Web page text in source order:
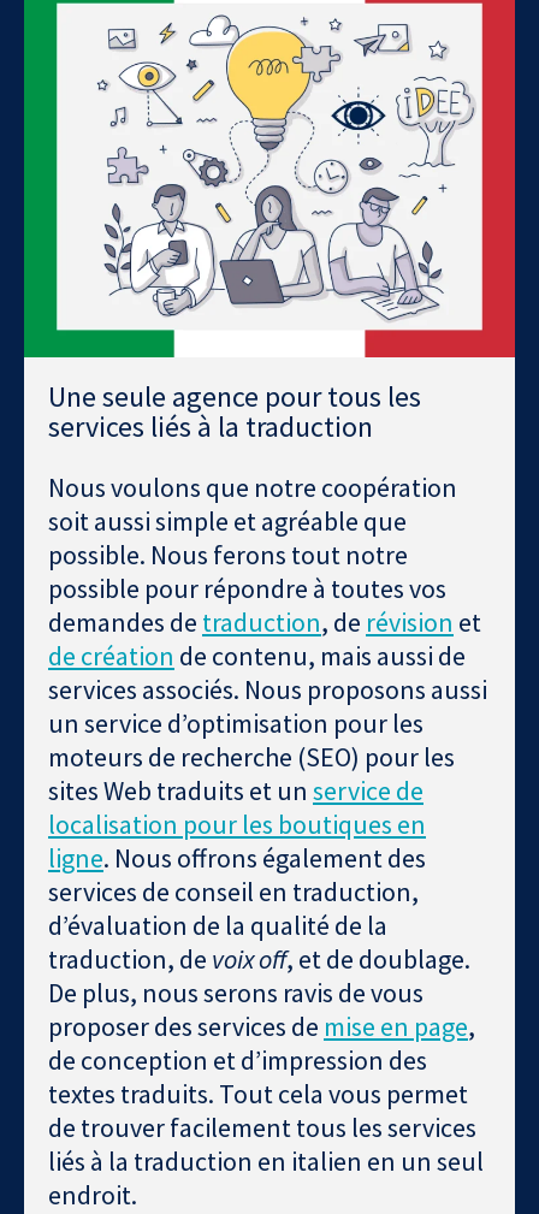
Une seule agence pour tous les
services liés à la traduction
Nous voulons que notre coopération
soit aussi simple et agréable que
possible. Nous ferons tout notre
possible pour répondre à toutes vos
demandes de traduction, de révision et
de création de contenu, mais aussi de
services associés. Nous proposons aussi
un service d’optimisation pour les
moteurs de recherche (SEO) pour les
sites Web traduits et un service de
localisation pour les boutiques en
ligne. Nous offrons également des
services de conseil en traduction,
d’évaluation de la qualité de la
traduction, de voix off, et de doublage.
De plus, nous serons ravis de vous
proposer des services de mise en page,
de conception et d’impression des
textes traduits. Tout cela vous permet
de trouver facilement tous les services
liés à la traduction en italien en un seul
endroit.